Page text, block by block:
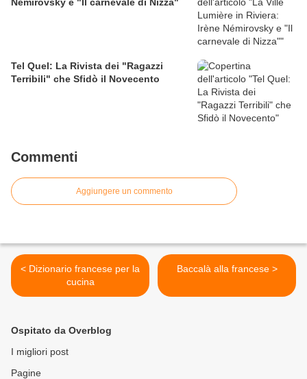
Tel Quel: La Rivista dei "Ragazzi
Terribili" che Sfidò il Novecento
Commenti
Aggiungere un commento
< Dizionario francese per la
cucina
Baccalà alla francese >
Ospitato da Overblog
I migliori post
Pagine